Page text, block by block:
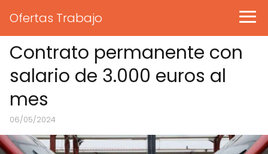
Ofertas Trabajo
Contrato permanente con
salario de 3.000 euros al
mes
06/05/2024